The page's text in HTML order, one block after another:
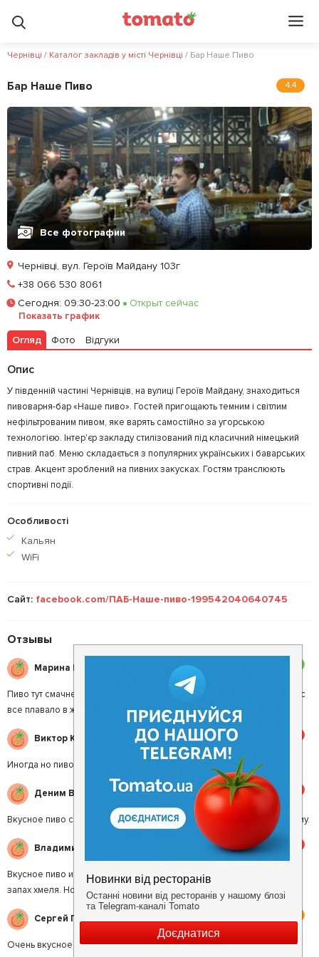
Чернівці / Каталог закладів у місті Чернівці / Бар Наше Пиво
Бар Наше Пиво 4.4
Все фотографии
Позвонить
Залишити відгук
Чернівці, вул. Героїв Майдану 103г
+38 066 530 8061
Сегодня: 09:30-23:00 Открыт сейчас
Показать график
Огляд Фото Відгуки
Опис
У південній частині Чернівців, на вулиці Героїв Майдану, знаходиться
пивоварня-бар «Наше пиво». Гостей пригощають темним і світлим
нефільтрованим пивом, яке варять самостійно за угорською
технологією. Інтер'єр закладу стилізований під класичний німецький
пивний паб. Меню складається з популярних українських і баварських
страв. Акцент зроблений на пивних закусках. Гостям транслюють
спортивні події.
Особливості
Кальян
WiFi
Сайт: facebook.com/ПАБ-Наше-пиво-199542040640745
Отзывы
Марина К.
Пиво тут смачне але замовили тарілку до пива за 200 грн то був ужас
все плавало в жиру на смак ще гірша її краще тут не замовляти.
Виктор К.
Иногда но пиво там так себе
Деним В.
Вкусное пиво собственного производства и отличные закуски к нему.
Владимир В.
Вкусное пиво и кренделя.Первых пару мин бросается в нос реский
запах хмеля. Но потом даже нравится.
Сергей П.
Очень вкусное пиво, но над уютом нужно еще работать ребятам.